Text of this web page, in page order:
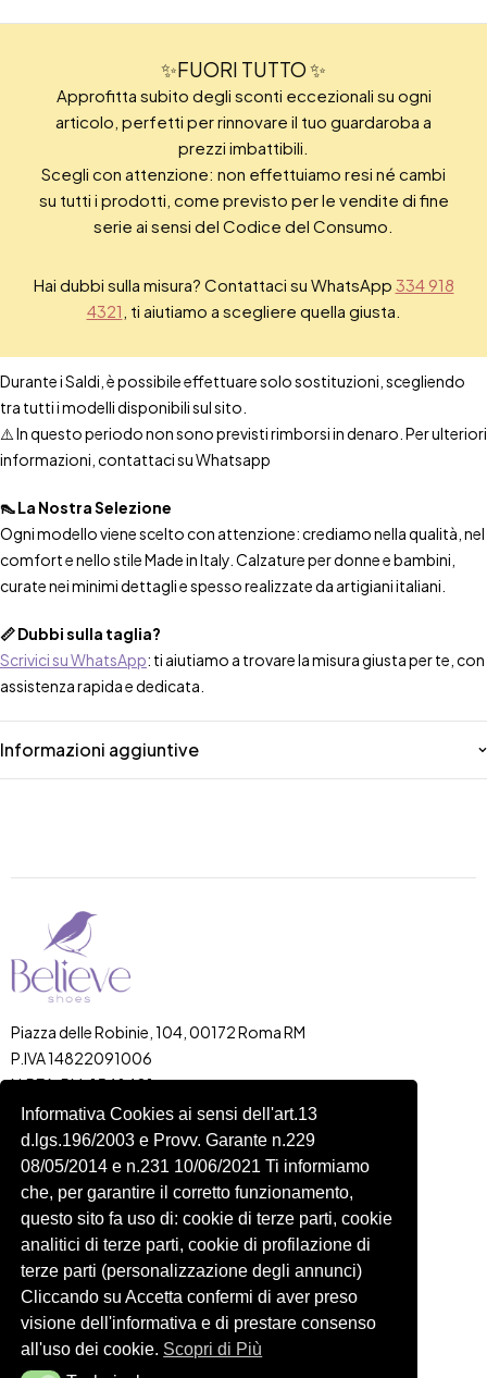
Informativa Cookies ai sensi dell'art.13
d.lgs.196/2003 e Provv. Garante n.229
08/05/2014 e n.231 10/06/2021 Ti informiamo
che, per garantire il corretto funzionamento,
questo sito fa uso di: cookie di terze parti, cookie
analitici di terze parti, cookie di profilazione di
terze parti (personalizzazione degli annunci)
Cliccando su Accetta confermi di aver preso
visione dell'informativa e di prestare consenso
all'uso dei cookie. Scopri di Più
✨FUORI TUTTO ✨
Approfitta subito degli sconti eccezionali su ogni
articolo, perfetti per rinnovare il tuo guardaroba a
prezzi imbattibili.
Scegli con attenzione: non effettuiamo resi né cambi
su tutti i prodotti, come previsto per le vendite di fine
serie ai sensi del Codice del Consumo.
Hai dubbi sulla misura? Contattaci su WhatsApp 334 918
4321 , ti aiutiamo a scegliere quella giusta.
Durante i Saldi, è possibile effettuare solo sostituzioni, scegliendo
tra tutti i modelli disponibili sul sito.
⚠️ In questo periodo non sono previsti rimborsi in denaro. Per ulteriori
informazioni, contattaci su Whatsapp
👠 La Nostra Selezione
Ogni modello viene scelto con attenzione: crediamo nella qualità, nel
comfort e nello stile Made in Italy. Calzature per donne e bambini,
curate nei minimi dettagli e spesso realizzate da artigiani italiani.
📏 Dubbi sulla taglia?
Scrivici su WhatsApp: ti aiutiamo a trovare la misura giusta per te, con
assistenza rapida e dedicata.
Informazioni aggiuntive
Piazza delle Robinie, 104, 00172 Roma RM
P.IVA 14822091006
N.REA: RM-1548401
C.SOCIALE: €10,00
334 918 4321
Shop
Shop
Donna
Bambini
Accessori
Account
Carrello
Profilo
Ordini
Wishlist
Spedizioni e Resi